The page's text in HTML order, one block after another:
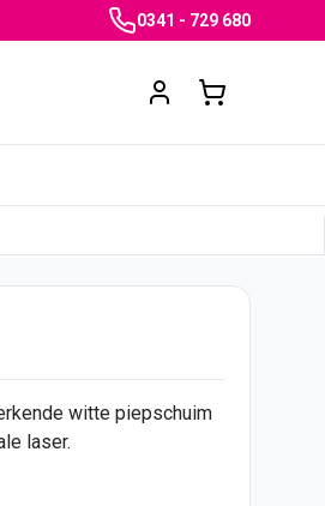
0341 - 729 680
witte piepschuim
laser.